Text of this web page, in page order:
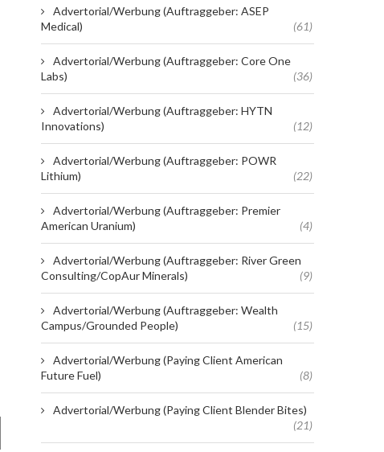
Advertorial/Werbung (Auftraggeber: ASEP
Medical)
(61)
Advertorial/Werbung (Auftraggeber: Core One
Labs)
(36)
Advertorial/Werbung (Auftraggeber: HYTN
Innovations)
(12)
Advertorial/Werbung (Auftraggeber: POWR
Lithium)
(22)
Advertorial/Werbung (Auftraggeber: Premier
American Uranium)
(4)
Advertorial/Werbung (Auftraggeber: River Green
Consulting/CopAur Minerals)
(9)
Advertorial/Werbung (Auftraggeber: Wealth
Campus/Grounded People)
(15)
Advertorial/Werbung (Paying Client American
Future Fuel)
(8)
Advertorial/Werbung (Paying Client Blender Bites)
(21)